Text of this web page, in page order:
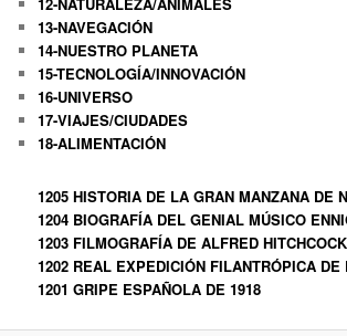
12-NATURALEZA/ANIMALES
13-NAVEGACIÓN
14-NUESTRO PLANETA
15-TECNOLOGÍA/INNOVACIÓN
16-UNIVERSO
17-VIAJES/CIUDADES
18-ALIMENTACIÓN
1205 HISTORIA DE LA GRAN MANZANA DE
1204 BIOGRAFÍA DEL GENIAL MÚSICO
1203 FILMOGRAFÍA DE ALFRED HITCHCOCK
1202 REAL EXPEDICIÓN FILANTRÓPICA DE
1201 GRIPE ESPAÑOLA DE 1918